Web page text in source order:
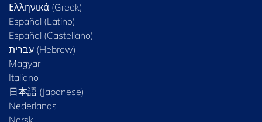
Ελληνικά (Greek)
Español (Latino)
Español (Castellano)
Magyar
Italiano
日本語 (Japanese)
Nederlands